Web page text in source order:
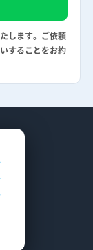
します。ご依頼
することをお約